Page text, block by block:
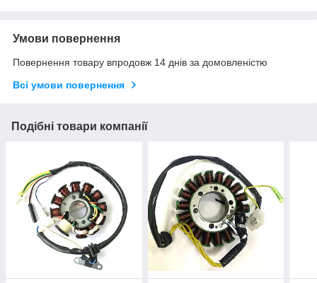
Умови повернення
Повернення товару впродовж 14 днів за домовленістю
Всі умови повернення
Подібні товари компанії